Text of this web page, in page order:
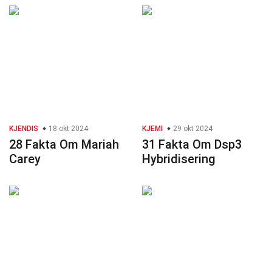
KJENDIS 18 okt 2024
28 Fakta Om Mariah
Carey
KJEMI 29 okt 2024
31 Fakta Om Dsp3
Hybridisering